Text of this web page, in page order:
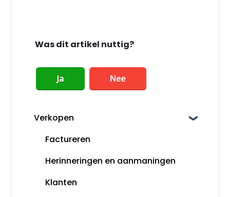
Was dit artikel nuttig?
Verkopen
Factureren
Herinneringen en aanmaningen
Klanten